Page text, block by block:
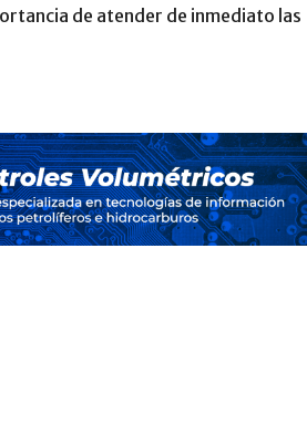
de atender de inmediato las